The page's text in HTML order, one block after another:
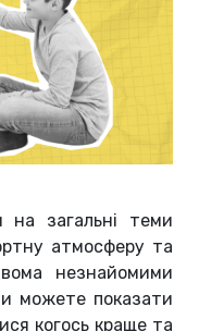
на загальні теми
атмосферу та
незнайомими
можете показати
когось краще та